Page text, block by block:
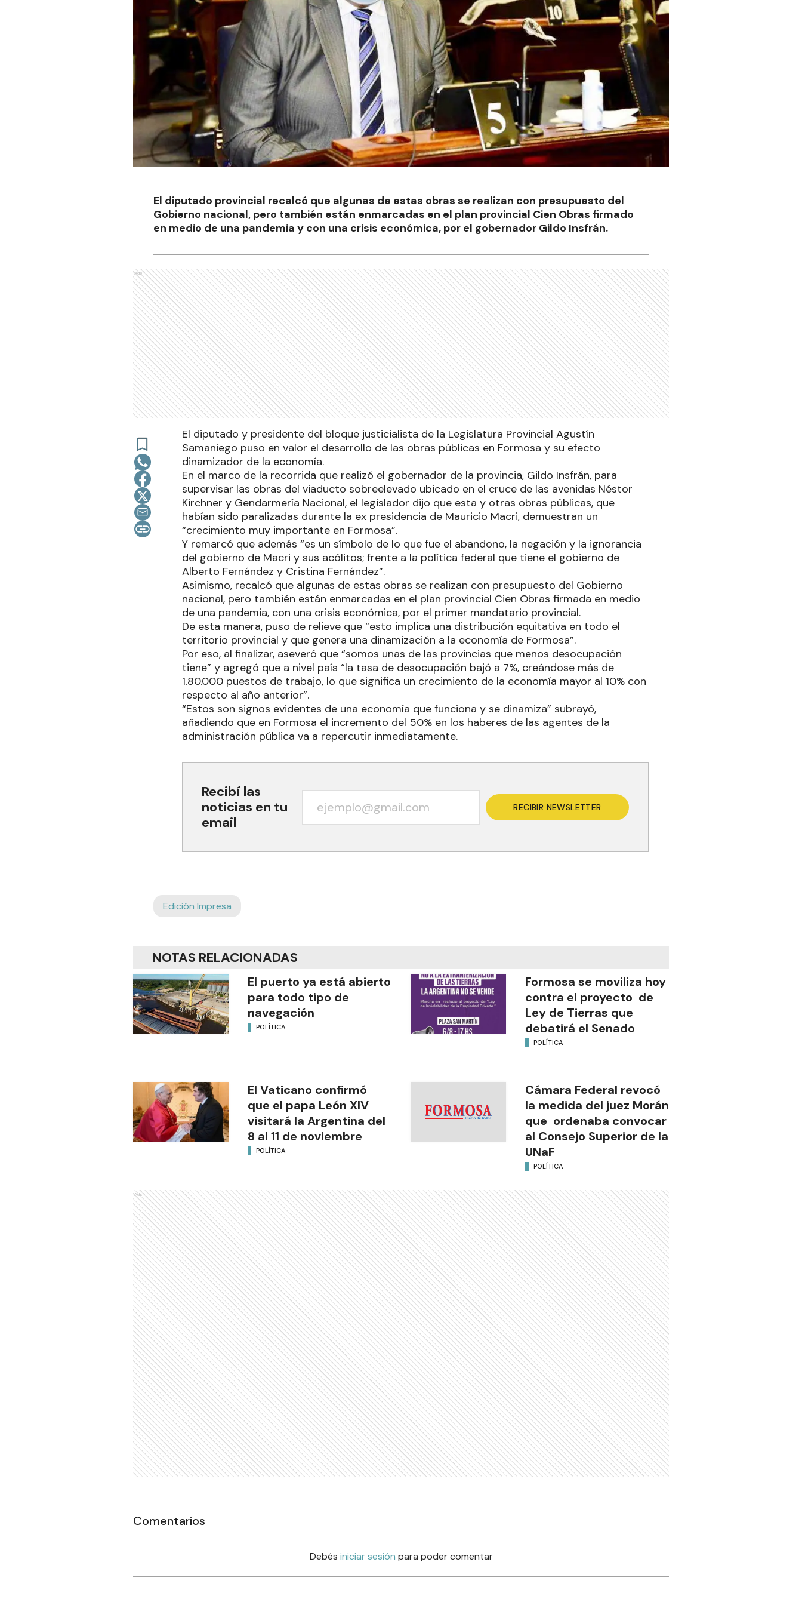
El diputado provincial recalcó que algunas de estas obras se realizan con presupuesto del
Gobierno nacional, pero también están enmarcadas en el plan provincial Cien Obras firmado
en medio de una pandemia y con una crisis económica, por el gobernador Gildo Insfrán.
Ads
El diputado y presidente del bloque justicialista de la Legislatura Provincial Agustín
Samaniego puso en valor el desarrollo de las obras públicas en Formosa y su efecto
dinamizador de la economía.
En el marco de la recorrida que realizó el gobernador de la provincia, Gildo Insfrán, para
supervisar las obras del viaducto sobreelevado ubicado en el cruce de las avenidas Néstor
Kirchner y Gendarmería Nacional, el legislador dijo que esta y otras obras públicas, que
habían sido paralizadas durante la ex presidencia de Mauricio Macri, demuestran un
“crecimiento muy importante en Formosa”.
Y remarcó que además “es un símbolo de lo que fue el abandono, la negación y la ignorancia
del gobierno de Macri y sus acólitos; frente a la política federal que tiene el gobierno de
Alberto Fernández y Cristina Fernández”.
Asimismo, recalcó que algunas de estas obras se realizan con presupuesto del Gobierno
nacional, pero también están enmarcadas en el plan provincial Cien Obras firmada en medio
de una pandemia, con una crisis económica, por el primer mandatario provincial.
De esta manera, puso de relieve que “esto implica una distribución equitativa en todo el
territorio provincial y que genera una dinamización a la economía de Formosa”.
Por eso, al finalizar, aseveró que “somos unas de las provincias que menos desocupación
tiene” y agregó que a nivel país “la tasa de desocupación bajó a 7%, creándose más de
1.80.000 puestos de trabajo, lo que significa un crecimiento de la economía mayor al 10% con
respecto al año anterior”.
“Estos son signos evidentes de una economía que funciona y se dinamiza” subrayó,
añadiendo que en Formosa el incremento del 50% en los haberes de las agentes de la
administración pública va a repercutir inmediatamente.
Recibí las
noticias en tu
email
RECIBIR NEWSLETTER
Edición Impresa
NOTAS RELACIONADAS
El puerto ya está abierto
para todo tipo de
navegación
POLÍTICA
Formosa se moviliza hoy
contra el proyecto de
Ley de Tierras que
debatirá el Senado
POLÍTICA
El Vaticano confirmó
que el papa León XIV
visitará la Argentina del
8 al 11 de noviembre
POLÍTICA
Cámara Federal revocó
la medida del juez Morán
que ordenaba convocar
al Consejo Superior de la
UNaF
POLÍTICA
Ads
Comentarios
Debés iniciar sesión para poder comentar